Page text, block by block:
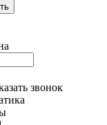
звонок